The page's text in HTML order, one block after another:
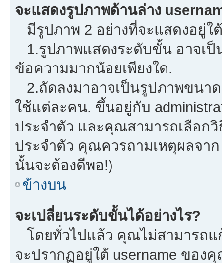
จะแสดงรูปภาพด้านล่าง
มีรูปภาพ 2 อย่างที่จะแสดงอยู่ใ
1.รูปภาพแสดงระดับขั้น อาจเ
ข้อความมากน้อยเพียงใด.
2.ถัดลงมาอาจเป็นรูปภาพขนา
ใช้แต่ละคน. ขึ้นอยู่กับ
ประจำตัว และคุณสามารถเลือก
ประจำตัว คุณควรถามเหตุผลจาก
นั้นจะต้องดีพอ!)
ข้างบน
จะเปลี่ยนระดับขั้นได้อย่างไร?
โดยทั่วไปแล้ว คุณไม่สามารถ
จะปรากฏอยู่ใต้ username ขอ